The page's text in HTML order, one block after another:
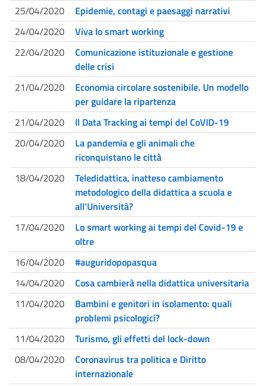
25/04/2020
Epidemie, contagi e paesaggi narrativi
24/04/2020
Viva lo smart working
22/04/2020
Comunicazione istituzionale e gestione
delle crisi
21/04/2020
Economia circolare sostenibile. Un modello
per guidare la ripartenza
21/04/2020
Il Data Tracking ai tempi del CoVID-19
20/04/2020
La pandemia e gli animali che
riconquistano le città
18/04/2020
Teledidattica, inatteso cambiamento
metodologico della didattica a scuola e
all'Università?
17/04/2020
Lo smart working ai tempi del Covid-19 e
oltre
16/04/2020
#auguridopopasqua
14/04/2020
Cosa cambierà nella didattica universitaria
11/04/2020
Bambini e genitori in isolamento: quali
problemi psicologici?
11/04/2020
Turismo, gli effetti del lock-down
08/04/2020
Coronavirus tra politica e Diritto
internazionale